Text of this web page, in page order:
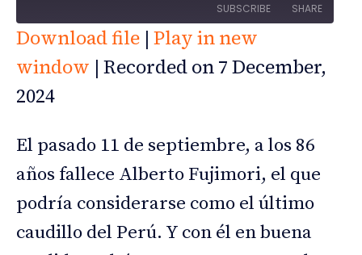
a
y
p
i
d
e
SUBSCRIBE SHARE
RSS FEED
SHARE
LINK
Download file | Play in new
window | Recorded on 7 December,
2024
El pasado 11 de septiembre, a los 86
años fallece Alberto Fujimori, el que
podría considerarse como el último
caudillo del Perú. Y con él en buena